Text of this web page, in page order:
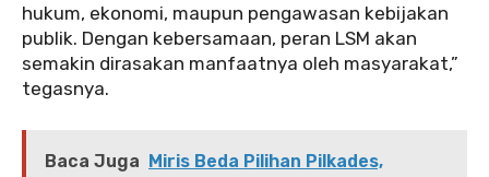
hukum, ekonomi, maupun pengawasan kebijakan
publik. Dengan kebersamaan, peran LSM akan
semakin dirasakan manfaatnya oleh masyarakat,”
tegasnya.
Baca Juga Miris Beda Pilihan Pilkades,